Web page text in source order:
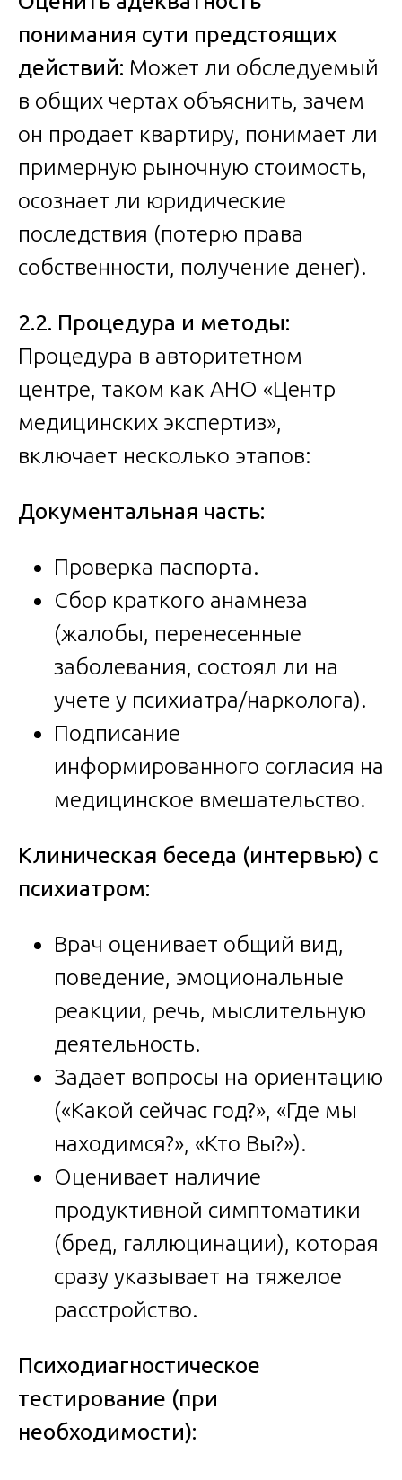
понимания сути предстоящих
действий: Может ли обследуемый
в общих чертах объяснить, зачем
он продает квартиру, понимает ли
примерную рыночную стоимость,
осознает ли юридические
последствия (потерю права
собственности, получение денег).
2.2. Процедура и методы:
Процедура в авторитетном
центре, таком как АНО «Центр
медицинских экспертиз»,
включает несколько этапов:
Документальная часть:
Проверка паспорта.
Сбор краткого анамнеза
(жалобы, перенесенные
заболевания, состоял ли на
учете у психиатра/нарколога).
Подписание
информированного согласия на
медицинское вмешательство.
Клиническая беседа (интервью) с
психиатром:
Врач оценивает общий вид,
поведение, эмоциональные
реакции, речь, мыслительную
деятельность.
Задает вопросы на ориентацию
(«Какой сейчас год?», «Где мы
находимся?», «Кто Вы?»).
Оценивает наличие
продуктивной симптоматики
(бред, галлюцинации), которая
сразу указывает на тяжелое
расстройство.
Психодиагностическое
тестирование (при
необходимости):